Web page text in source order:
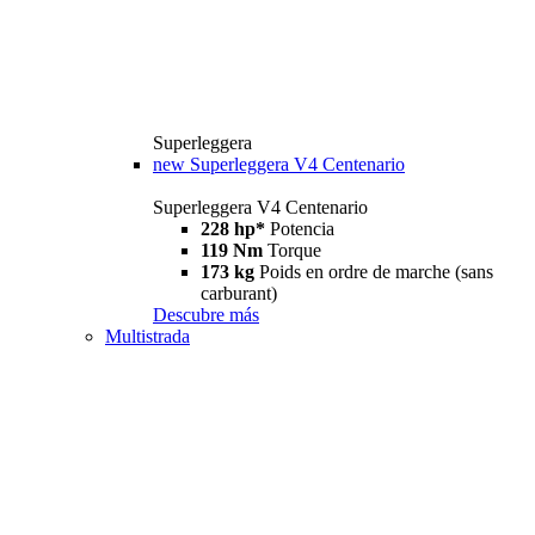
Superleggera
new Superleggera V4 Centenario
Superleggera V4 Centenario
228 hp* Potencia
119 Nm Torque
173 kg Poids en ordre de marche (sans
carburant)
Descubre más
Multistrada